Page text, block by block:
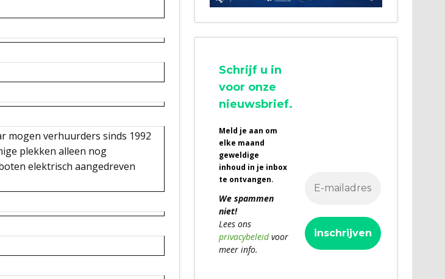
mogen verhuurders sinds 1992
plekken alleen nog
elektrisch aangedreven
Schrijf u in
voor onze
nieuwsbrief.
Meld je aan om
elke maand
geweldige
inhoud in je inbox
te ontvangen.
We spammen
niet!
Lees ons
privacybeleidvoor
meer info.